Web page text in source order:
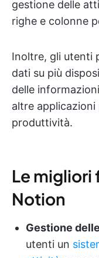
gestione delle
righe e colonne
Inoltre, gli utenti
dati su più
delle
altre applicazioni
produttività.
Le migliori
Notion
Gestione
utenti un